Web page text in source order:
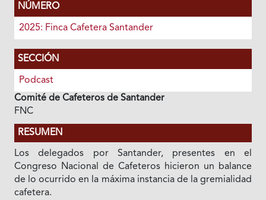
NÚMERO
2025: Finca Cafetera Santander
SECCIÓN
Podcast
Comité de Cafeteros de Santander
FNC
RESUMEN
Los delegados por Santander, presentes en el
Congreso Nacional de Cafeteros hicieron un balance
de lo ocurrido en la máxima instancia de la gremialidad
cafetera.